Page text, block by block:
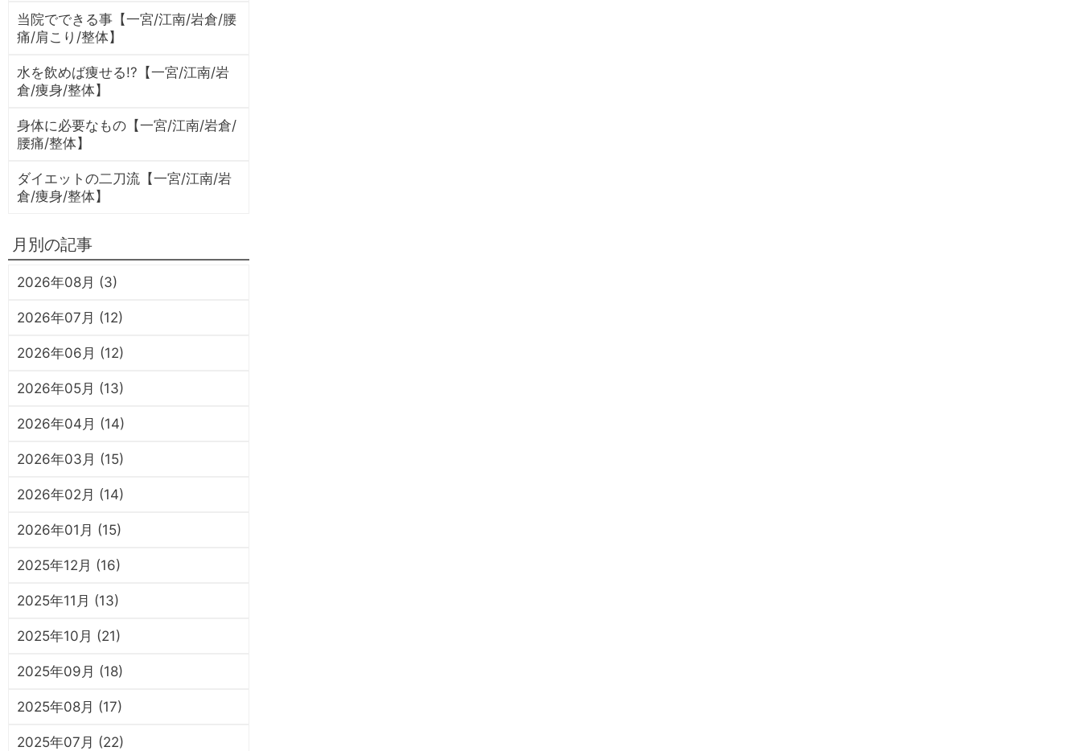
当院でできる事【一宮/江南/岩倉/腰
痛/肩こり/整体】
水を飲めば痩せる!?【一宮/江南/岩
倉/痩身/整体】
身体に必要なもの【一宮/江南/岩倉/
腰痛/整体】
ダイエットの二刀流【一宮/江南/岩
倉/痩身/整体】
月別の記事
2026年08月 (3)
2026年07月 (12)
2026年06月 (12)
2026年05月 (13)
2026年04月 (14)
2026年03月 (15)
2026年02月 (14)
2026年01月 (15)
2025年12月 (16)
2025年11月 (13)
2025年10月 (21)
2025年09月 (18)
2025年08月 (17)
2025年07月 (22)